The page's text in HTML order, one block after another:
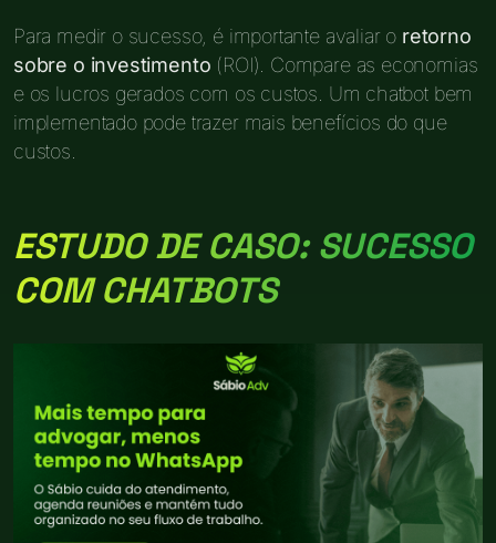
Para medir o sucesso, é importante avaliar o retorno
sobre o investimento (ROI). Compare as economias
e os lucros gerados com os custos. Um chatbot bem
implementado pode trazer mais benefícios do que
custos.
ESTUDO DE CASO: SUCESSO
COM CHATBOTS